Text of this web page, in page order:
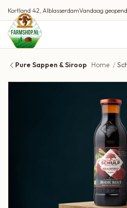
Kortland 42, AlblasserdamVandaag
Pure Sappen & Siroop Home